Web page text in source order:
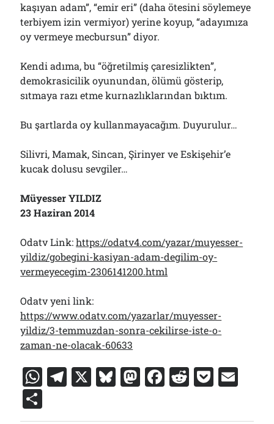
kaşıyan adam”, “emir eri” (daha ötesini söylemeye
terbiyem izin vermiyor) yerine koyup, “adayımıza
oy vermeye mecbursun” diyor.
Kendi adıma, bu “öğretilmiş çaresizlikten”,
demokrasicilik oyunundan, ölümü gösterip,
sıtmaya razı etme kurnazlıklarından bıktım.
Bu şartlarda oy kullanmayacağım. Duyurulur…
Silivri, Mamak, Sincan, Şirinyer ve Eskişehir’e
kucak dolusu sevgiler…
Müyesser YILDIZ
23 Haziran 2014
Odatv Link:https://odatv4.com/yazar/muyesser-
yildiz/gobegini-kasiyan-adam-degilim-oy-
vermeyecegim-2306141200.html
Odatv yeni link:
https://www.odatv.com/yazarlar/muyesser-
yildiz/3-temmuzdan-sonra-cekilirse-iste-o-
zaman-ne-olacak-60633
W
at
T
e
X Bl
e
M
st
F
c
R
d
P
c ai
h